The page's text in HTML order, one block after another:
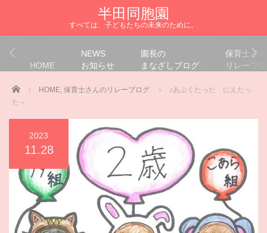
半田同胞園
すべては、子どもたちの未来のために。
HOME
NEWS
お知らせ
園長の
まなざしブログ
保育士さ
リレーブ
Home HOME, 保育士さんのリレーブログ
♪あぶくたった にえたっ
た～
2023
11.28